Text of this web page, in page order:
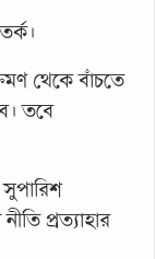
থেকে বাঁচতে
তবে
প্রত্যাহার